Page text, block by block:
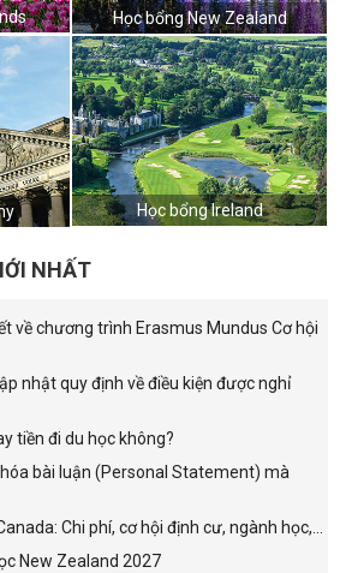
Học bổng New Zealand
Học bổng Ireland
NHẤT
về chương trình Erasmus Mundus Cơ hội
nhật quy định về điều kiện được nghỉ
tiền đi du học không?
bài luận (Personal Statement) mà
Chi phí, cơ hội định cư, ngành học,...
New Zealand 2027